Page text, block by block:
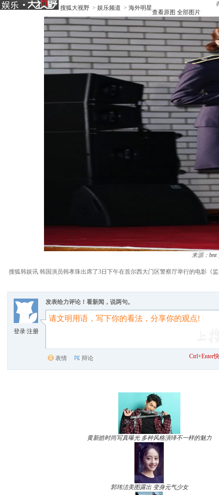
搜狐大视野 > 娱乐频道 > 海外明星
查看原图 全部图片
来源： bnt
搜狐韩娱讯 韩国演员韩孝珠出席了3日下午在首尔西大门区警察厅举行的电影《
登录/注册
发表给力评论！看新闻，说两句。
表情 辩论 Ctrl+Enter
黄新皓时尚写真曝光 多种风格演绎不一样的魅力
郭玮洁美图露出 变身元气少女